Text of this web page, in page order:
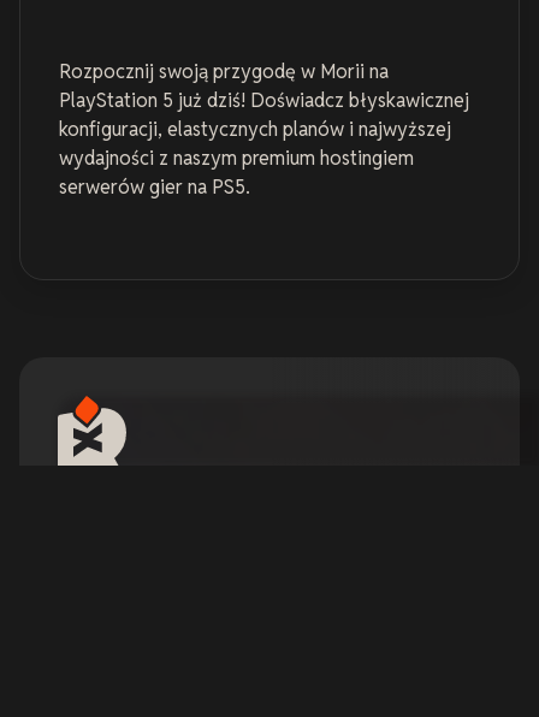
Rozpocznij swoją przygodę w Morii na
PlayStation 5 już dziś! Doświadcz błyskawicznej
konfiguracji, elastycznych planów i najwyższej
wydajności z naszym premium hostingiem
serwerów gier na PS5.